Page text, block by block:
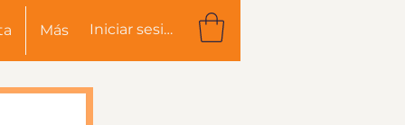
Iniciar sesión
Más